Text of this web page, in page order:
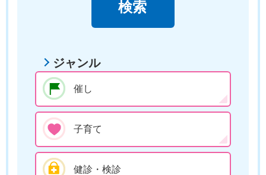
ジャンル
催し
子育て
健診・検診